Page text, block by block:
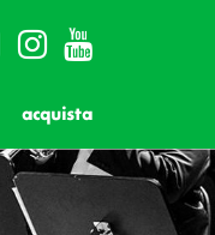
acquista